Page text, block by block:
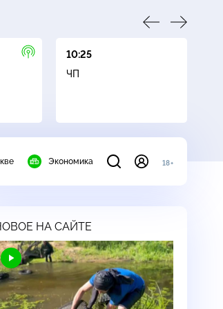
10:25
ЧП
Экономика 18+
НА САЙТЕ